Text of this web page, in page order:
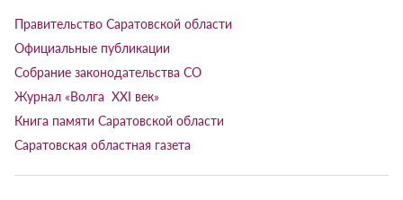
Правительство Саратовской области
Официальные публикации
Собрание законодательства СО
Журнал «Волга XXI век»
Книга памяти Саратовской области
Саратовская областная газета